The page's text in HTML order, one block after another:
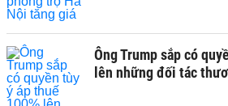
Ông Trump sắp có
lên những đối tác